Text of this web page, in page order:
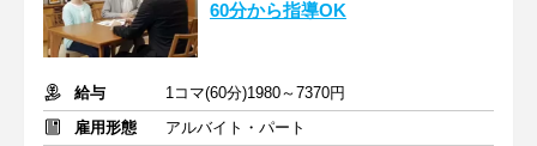
60分から指導OK
給与
1コマ(60分)1980～7370円
雇用形態
アルバイト・パート